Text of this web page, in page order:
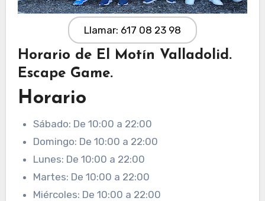
Llamar: 617 08 23 98
Horario de El Motín Valladolid.
Escape Game.
Horario
Sábado: De 10:00 a 22:00
Domingo: De 10:00 a 22:00
Lunes: De 10:00 a 22:00
Martes: De 10:00 a 22:00
Miércoles: De 10:00 a 22:00